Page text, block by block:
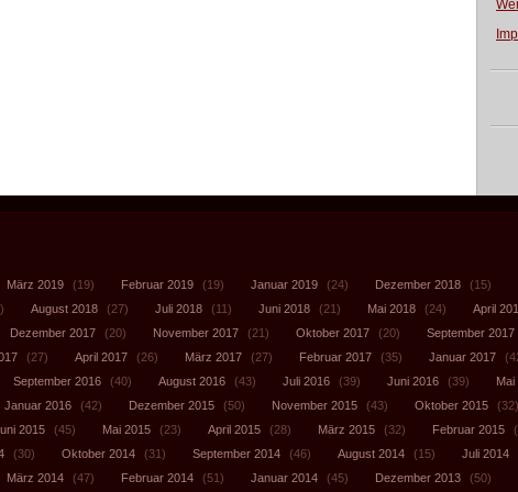
März 2019 (19) Februar 2019 (19) Januar 2019 (24) Dezember 2018 (15)
August 2018 (27) Juli 2018 (11) Juni 2018 (21) Mai 2018 (24) April
Dezember 2017 (20) November 2017 (21) Oktober 2017 (20) September 2017
(27) April 2017 (26) März 2017 (27) Februar 2017 (35) Januar 2017
September 2016 (40) August 2016 (43) Juli 2016 (39) Juni 2016 (39) Mai
Januar 2016 (42) Dezember 2015 (50) November 2015 (43) Oktober 2015 (32)
2015 (45) Mai 2015 (23) April 2015 (28) März 2015 (32) Februar 2015
(30) Oktober 2014 (31) September 2014 (46) August 2014 (15) Juli 2014
März 2014 (47) Februar 2014 (51) Januar 2014 (45) Dezember 2013 (50)